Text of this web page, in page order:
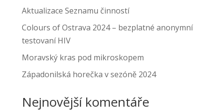
Aktualizace Seznamu činností
Colours of Ostrava 2024 – bezplatné anonymní
testovaní HIV
Moravský kras pod mikroskopem
Západonilská horečka v sezóně 2024
Nejnovější komentáře